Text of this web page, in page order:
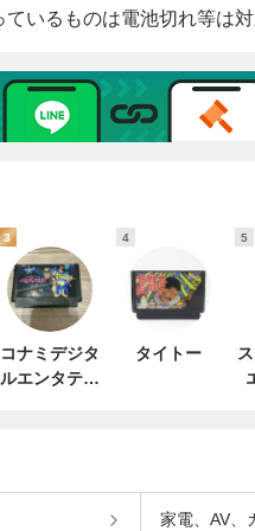
3
コナミデジタ
ルエンタテイ
4
タイトー
5
家電、AV、